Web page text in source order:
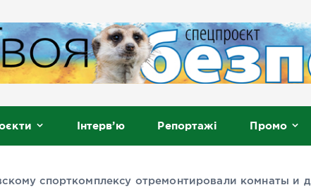
Інтерв’ю Репортажі Промо
спорткомплексу отремонтировали комнаты и